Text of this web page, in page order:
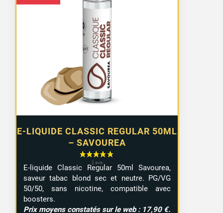
E-LIQUIDE CLASSIC REGULAR 50ML
– SAVOUREA
E-liquide Classic Regular 50ml Savourea,
saveur tabac blond sec et neutre. PG/VG
50/50, sans nicotine, compatible avec
boosters.
Prix moyens constatés sur le web : 17,90 €.